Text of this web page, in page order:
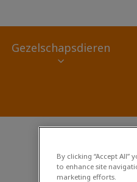
Gezelschapsdieren
By clicking “Accept
to enhance site
marketing efforts.